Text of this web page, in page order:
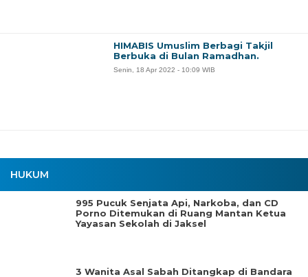
HUKUM
995 Pucuk Senjata Api, Narkoba, dan CD
Porno Ditemukan di Ruang Mantan Ketua
Yayasan Sekolah di Jaksel
3 Wanita Asal Sabah Ditangkap di Bandara
HIMABIS Umuslim Berbagi Takjil
Berbuka di Bulan Ramadhan.
Senin, 18 Apr 2022 - 10:09 WIB